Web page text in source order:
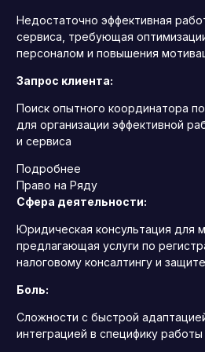
Недостаточно эффективная
сервиса, требующая
персоналом и повышения
Запрос клиента:
Поиск опытного координатора
для организации эффективной
и сервиса
Подробнее
Право на Ряду
Сфера деятельности:
Юридическая консультация для
предлагающая услуги по
налоговому консалтингу и
Боль:
Сложности с быстрой
интеграцией в специфику работы